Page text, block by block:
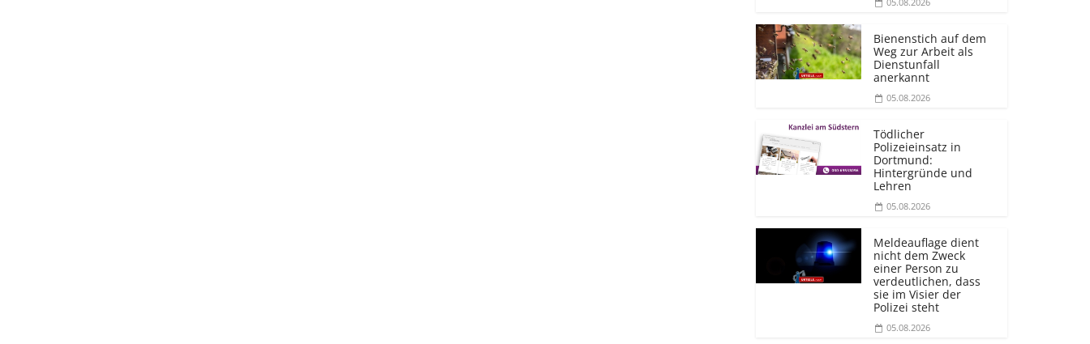
Bienenstich auf dem
Weg zur Arbeit als
Dienstunfall
anerkannt
05.08.2026
Tödlicher
Polizeieinsatz in
Dortmund:
Hintergründe und
Lehren
05.08.2026
Meldeauflage dient
nicht dem Zweck
einer Person zu
verdeutlichen, dass
sie im Visier der
Polizei steht
05.08.2026